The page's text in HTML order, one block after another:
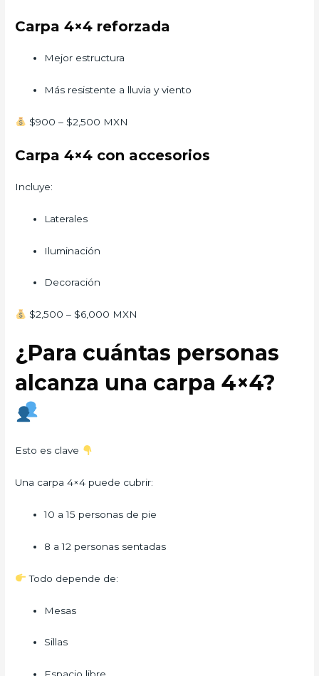
Carpa 4×4 reforzada
Mejor estructura
Más resistente a lluvia y viento
$900 – $2,500 MXN
Carpa 4×4 con accesorios
Incluye:
Laterales
Iluminación
Decoración
$2,500 – $6,000 MXN
¿Para cuántas personas
alcanza una carpa 4×4?
Esto es clave
Una carpa 4×4 puede cubrir:
10 a 15 personas de pie
8 a 12 personas sentadas
Todo depende de:
Mesas
Sillas